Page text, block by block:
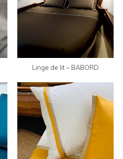
Linge de lit – BABORD